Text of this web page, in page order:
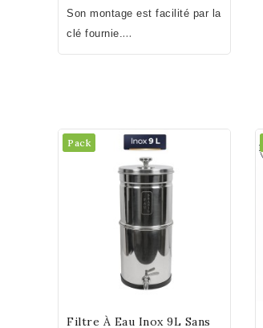
Son montage est facilité par la
clé fournie.
Pack
Add To Cart
Filtre À Eau Inox 9L Sans